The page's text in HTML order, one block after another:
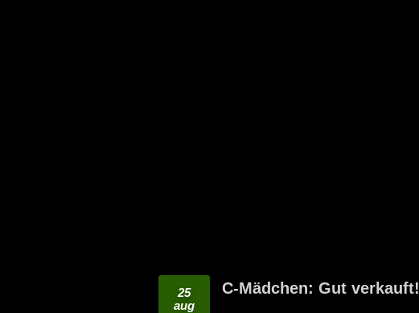
25
aug
C-Mädchen: Gut verkauft!